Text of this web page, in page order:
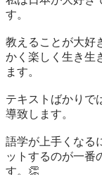
す。
教えることが大好
かく楽しく生き生
ます。
テキストばかりで
導致します。
語学が上手くなる
ットするのが一番
す。👏